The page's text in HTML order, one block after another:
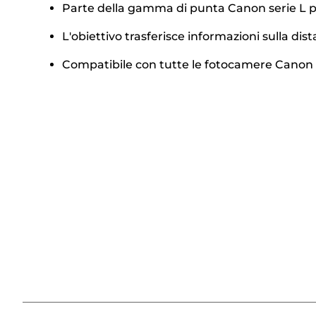
Parte della gamma di punta Canon serie L
L'obiettivo trasferisce informazioni sulla
Compatibile con tutte le fotocamere